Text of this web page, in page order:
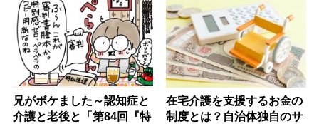
て現在は？
兄がボケました～認知症と
介護と老後と「第84回『特
在宅介護を支援するお金の
制度とは？自治体独自のサ